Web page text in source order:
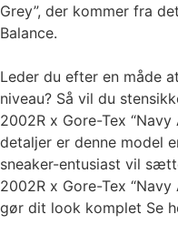
Grey”, der kommer fra
Balance.
Leder du efter en måde
niveau? Så vil du
2002R x Gore-Tex
detaljer er denne model
sneaker-entusiast vil
2002R x Gore-Tex
gør dit look komplet Se